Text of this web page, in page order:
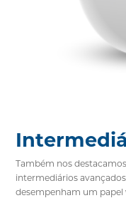
Também nos
intermediários
desempenham um papel